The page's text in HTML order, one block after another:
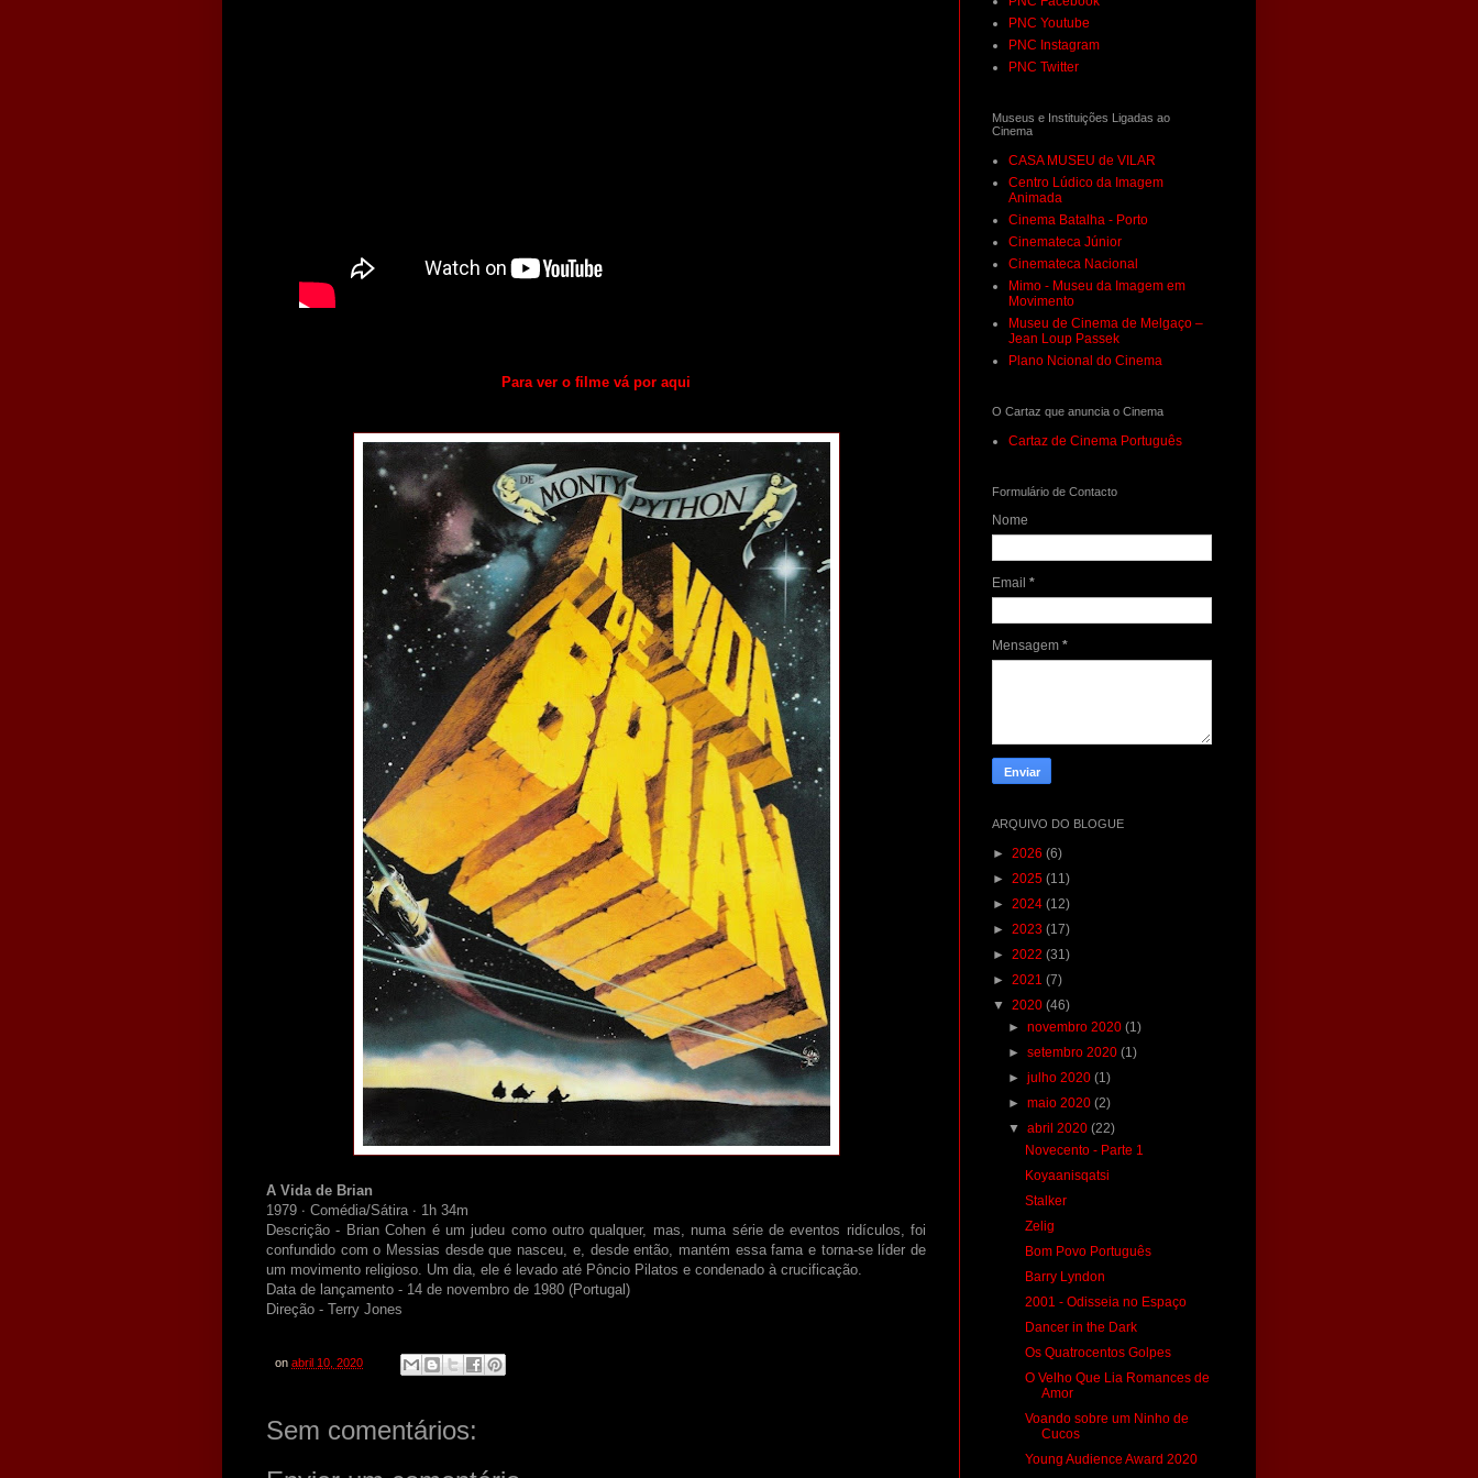
Para ver o filme vá por aqui
A Vida de Brian
1979 ‧ Comédia/Sátira ‧ 1h 34m
Descrição - Brian Cohen é um judeu como outro qualquer, mas, numa série de eventos ridículos, foi
confundido com o Messias desde que nasceu, e, desde então, mantém essa fama e torna-se líder de
um movimento religioso. Um dia, ele é levado até Pôncio Pilatos e condenado à crucificação.
Data de lançamento - 14 de novembro de 1980 (Portugal)
Direção - Terry Jones
on abril 10, 2020
Sem comentários:
PNC Youtube
PNC Instagram
PNC Twitter
Museus e Instituições Ligadas ao
Cinema
CASA MUSEU de VILAR
Centro Lúdico da Imagem
Animada
Cinema Batalha - Porto
Cinemateca Júnior
Cinemateca Nacional
Mimo - Museu da Imagem em
Movimento
Museu de Cinema de Melgaço –
Jean Loup Passek
Plano Ncional do Cinema
O Cartaz que anuncia o Cinema
Cartaz de Cinema Português
Formulário de Contacto
Nome
Email *
Mensagem *
ARQUIVO DO BLOGUE
► 2026 (6)
► 2025 (11)
► 2024 (12)
► 2023 (17)
► 2022 (31)
► 2021 (7)
▼ 2020 (46)
►novembro 2020(1)
►setembro 2020(1)
►julho 2020(1)
►maio 2020(2)
▼abril 2020(22)
Novecento - Parte 1
Koyaanisqatsi
Stalker
Zelig
Bom Povo Português
Barry Lyndon
2001 - Odisseia no Espaço
Dancer in the Dark
Os Quatrocentos Golpes
O Velho Que Lia Romances de
Amor
Voando sobre um Ninho de
Cucos
Young Audience Award 2020